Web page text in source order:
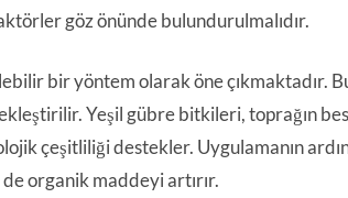
göz önünde bulundurulmalıdır.
bir yöntem olarak öne çıkmaktadır.
Yeşil gübre bitkileri, toprağın
çeşitliliği destekler. Uygulamanın
de organik maddeyi artırır.